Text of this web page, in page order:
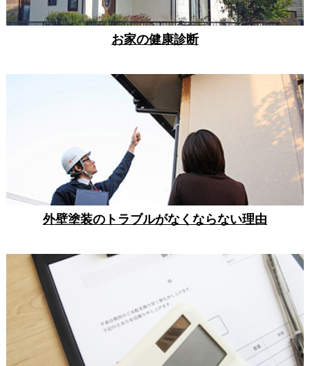
お家の健康診断
外壁塗装のトラブルがなくならない理由